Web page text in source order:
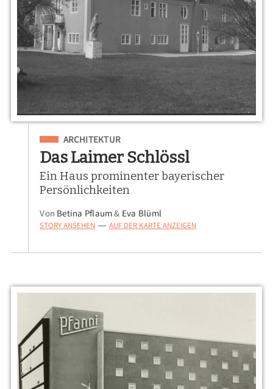
Eingeordnet unter
ARCHITEKTUR
Das Laimer Schlössl
Ein Haus prominenter bayerischer
Persönlichkeiten
Von Betina Pflaum& Eva Blüml
STORY ANSEHEN — AUF DER KARTE ANZEIGEN